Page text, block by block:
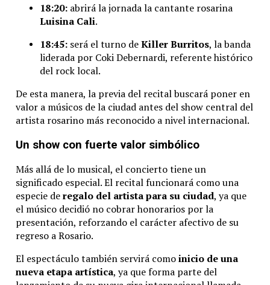
18:20: abrirálajornadala cantante rosarina
Luisina Cali.
18:45: será elturno deKillerBurritos, labanda
liderada por CokiDebernardi, referentehistórico
del rocklocal.
De esta manera, la previa del recitalbuscará poner en
valor a músicos dela ciudad antes del show central del
artista rosarino más reconocido a nivelinternacional.
Un show con fuerte valor simbólico
Más allá delo musical, el conciertotieneun
significado especial.El recitalfuncionará comouna
especie deregalo del artistapara su ciudad, ya que
el músico decidió no cobrarhonorarios porla
presentación, reforzando el carácter afectivo de su
regreso aRosario.
El espectáculotambién servirá comoinicio deuna
nueva etapa artística, ya queforma parte del